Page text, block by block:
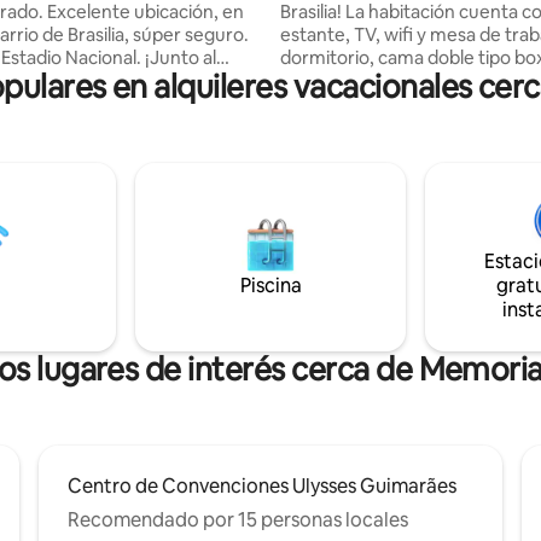
en
de Brasilia, súper seguro.
Nacional. ¡Junto al
y ejecutivo de la ciudad,
variedad de tiendas,
y baño. Súper acogedor y
en la televisión inteligente
privado y conserje las 24
Brasilia! La habitación cuenta con sofá,
estante, TV, wifi y mesa de trabajo.
dormitorio, cama doble tipo
empotrado y aire acondicionado.
cocina, mesa, sillas, armarios,
sartenes). El baño tiene un mueble de
almacenaje y un armario. También tiene
un tanque y un tendedero. Garaje
cubierto.
en alquileres vacacionales
Piscina
lugares de interés cerca de
Centro de Convenciones Ulysses Guimarães
Recomendado por 15 personas locales